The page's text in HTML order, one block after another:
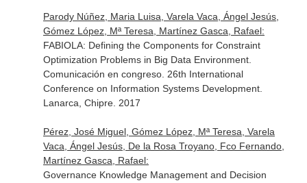
Parody Núñez, Maria Luisa, Varela Vaca, Ángel Jesús,
Gómez López, Mª Teresa, Martínez Gasca, Rafael:
FABIOLA: Defining the Components for Constraint
Optimization Problems in Big Data Environment.
Comunicación en congreso. 26th International
Conference on Information Systems Development.
Lanarca, Chipre. 2017
Pérez, José Miguel, Gómez López, Mª Teresa, Varela
Vaca, Ángel Jesús, De la Rosa Troyano, Fco Fernando,
Martínez Gasca, Rafael:
Governance Knowledge Management and Decision